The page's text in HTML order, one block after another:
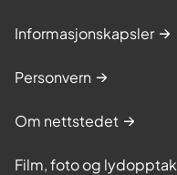
Informasjonskapsler
Personvern
Om nettstedet
Film, foto og lydopptak